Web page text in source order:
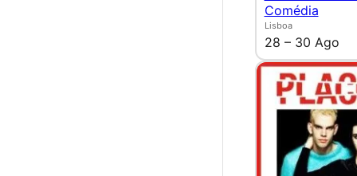
Comédia
Lisboa
28 – 30 Ago